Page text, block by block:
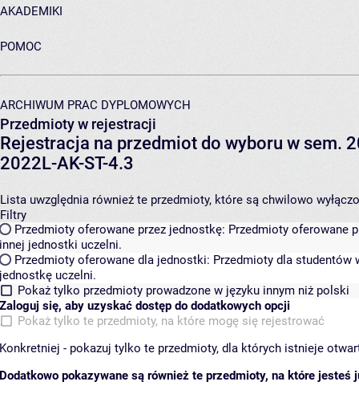
AKADEMIKI
POMOC
ARCHIWUM PRAC DYPLOMOWYCH
Przedmioty w rejestracji
Rejestracja na przedmiot do wyboru w sem.
2022L-AK-ST-4.3
Lista uwzględnia również te przedmioty, które są chwilowo
Filtry
Przedmioty oferowane przez jednostkę: Przedmioty oferowane
innej jednostki uczelni.
Przedmioty oferowane dla jednostki: Przedmioty dla studentów
jednostkę uczelni.
Pokaż tylko przedmioty prowadzone w języku innym niż polski
Zaloguj się, aby uzyskać dostęp do dodatkowych opcji
Pokaż tylko te przedmioty, na które mogę się rejestrować
Konkretniej - pokazuj tylko te przedmioty, dla których istnieje
Dodatkowo pokazywane są również te przedmioty, na które jesteś